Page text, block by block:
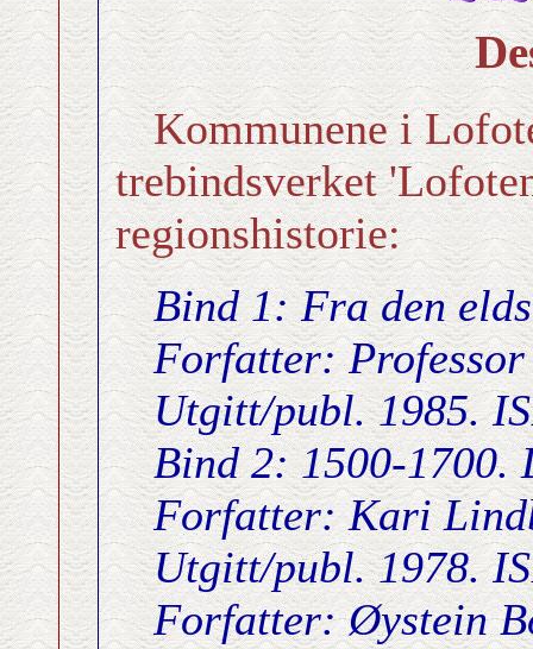
Kommunene i
trebindsverket
regionshistorie:
Bind 1: Fra den
Forfatter:
Utgitt/publ. 1985.
Bind 2: 1500-1700.
Forfatter: Kari
Utgitt/publ. 1978.
Forfatter: Øystein